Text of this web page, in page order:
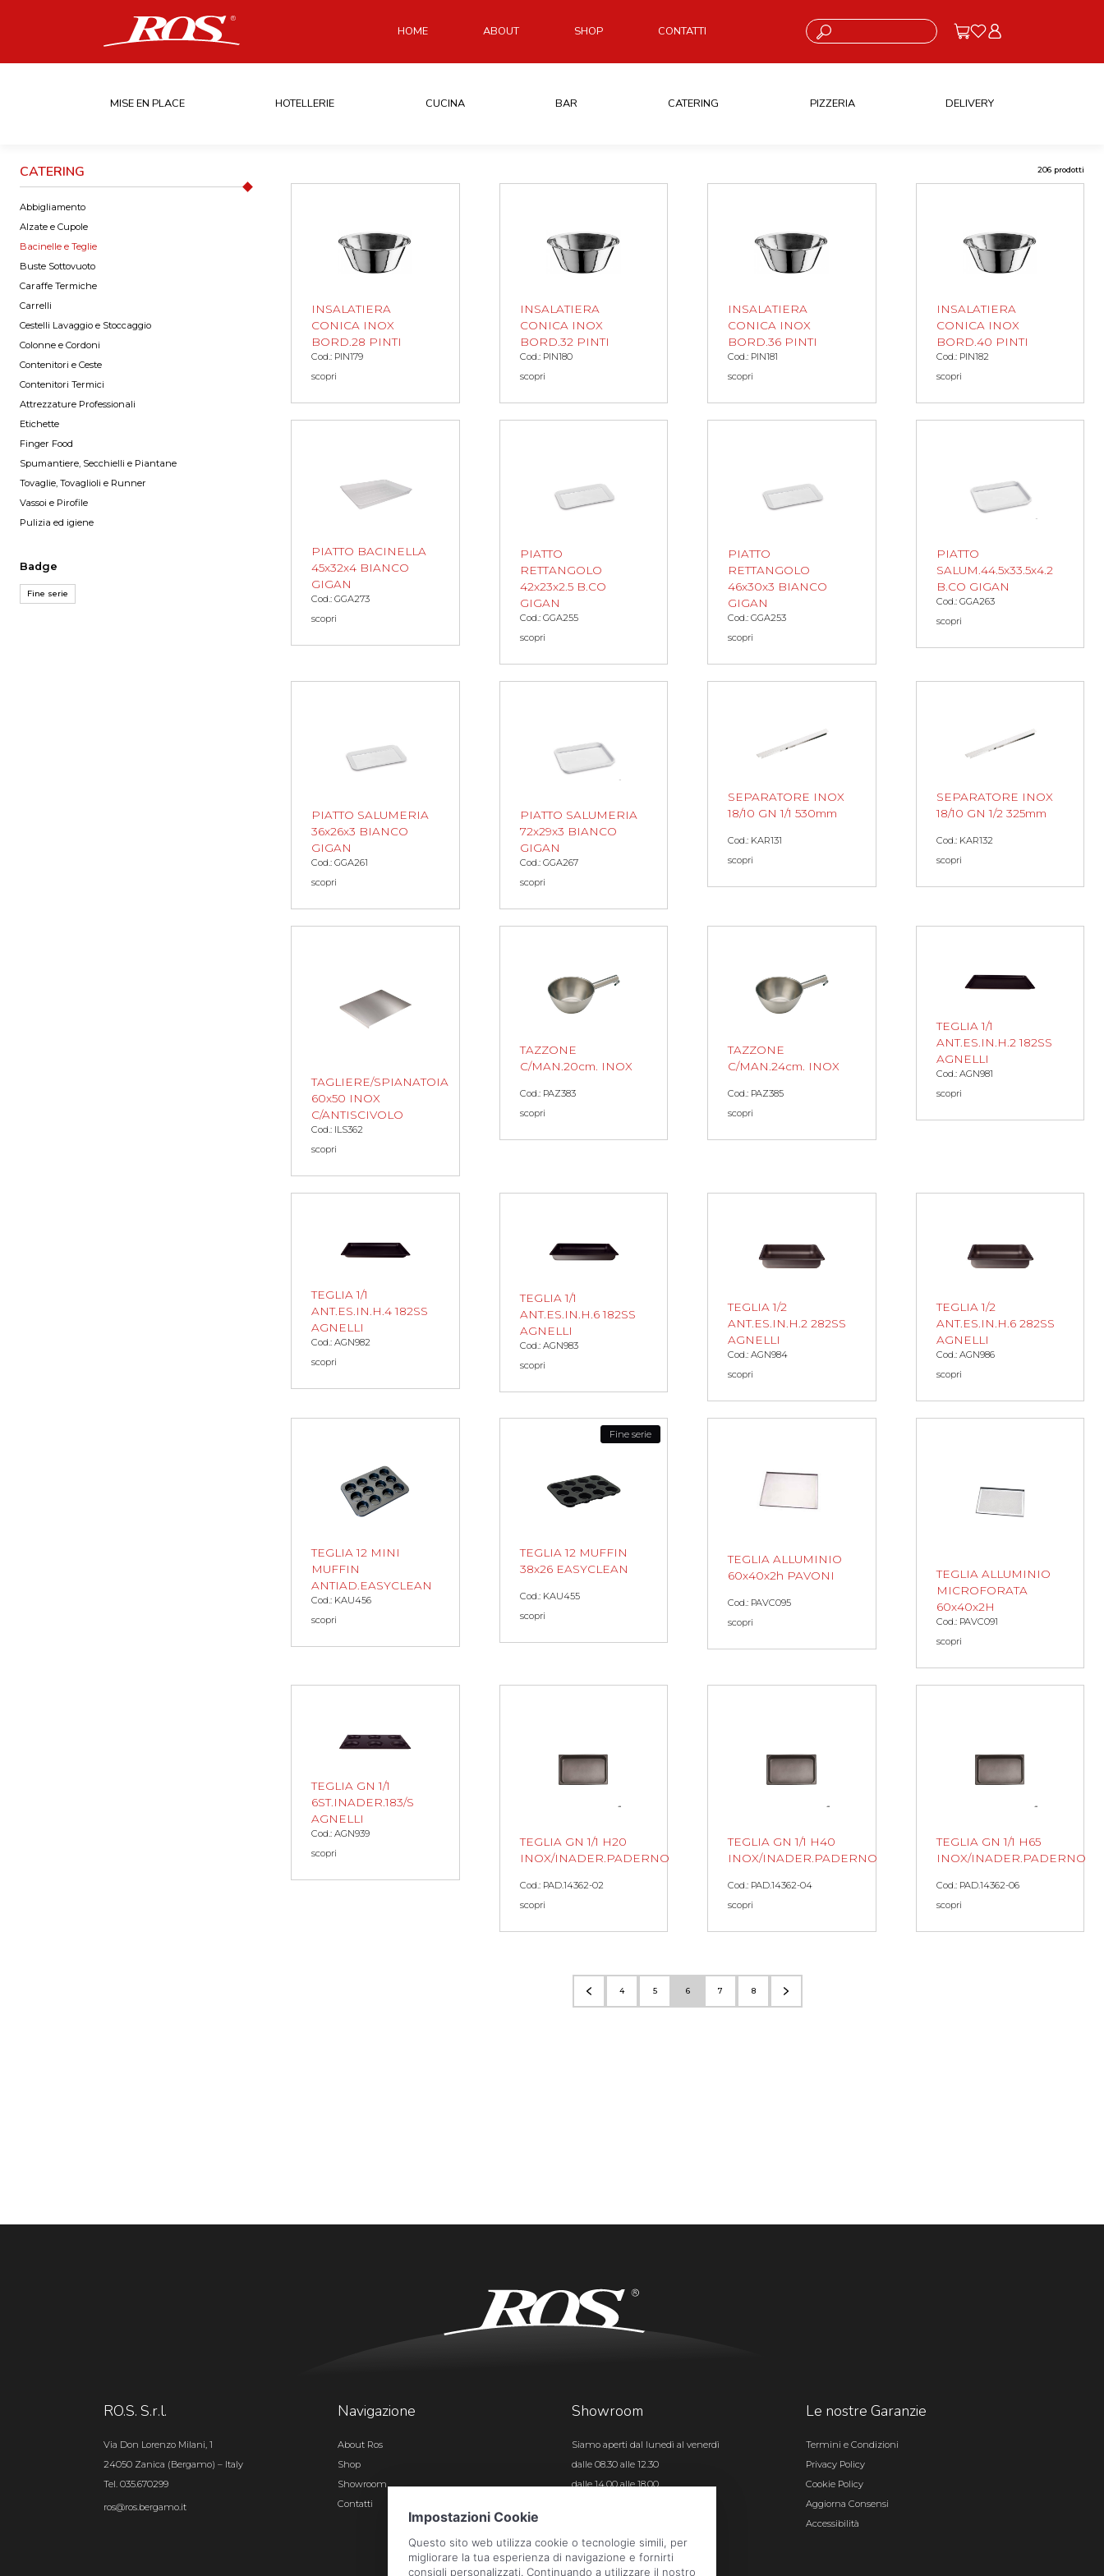
HOME ABOUT SHOP CONTATTI Cosa stai cercando?
MISE EN PLACE HOTELLERIE CUCINA BAR CATERING PIZZERIA DELIVERY
CATERING
Abbigliamento
Alzate e Cupole
Bacinelle e Teglie
Buste Sottovuoto
Caraffe Termiche
Carrelli
Cestelli Lavaggio e Stoccaggio
Colonne e Cordoni
Contenitori e Ceste
Contenitori Termici
Attrezzature Professionali
Etichette
Finger Food
Spumantiere, Secchielli e Piantane
Tovaglie, Tovaglioli e Runner
Vassoi e Pirofile
Pulizia ed igiene
Badge
Fine serie
206 prodotti
INSALATIERA
CONICA INOX
BORD.28 PINTI
Cod.: PIN179
scopri
INSALATIERA
CONICA INOX
BORD.32 PINTI
Cod.: PIN180
scopri
INSALATIERA
CONICA INOX
BORD.36 PINTI
Cod.: PIN181
scopri
INSALATIERA
CONICA INOX
BORD.40 PINTI
Cod.: PIN182
scopri
PIATTO BACINELLA
45x32x4 BIANCO
GIGAN
Cod.: GGA273
scopri
PIATTO
RETTANGOLO
42x23x2.5 B.CO
GIGAN
Cod.: GGA255
scopri
PIATTO
RETTANGOLO
46x30x3 BIANCO
GIGAN
Cod.: GGA253
scopri
PIATTO
SALUM.44.5x33.5x4.2
B.CO GIGAN
Cod.: GGA263
scopri
PIATTO SALUMERIA
36x26x3 BIANCO
GIGAN
Cod.: GGA261
scopri
PIATTO SALUMERIA
72x29x3 BIANCO
GIGAN
Cod.: GGA267
scopri
SEPARATORE INOX
18/10 GN 1/1 530mm
Cod.: KAR131
scopri
SEPARATORE INOX
18/10 GN 1/2 325mm
Cod.: KAR132
scopri
TAGLIERE/SPIANATOIA
60x50 INOX
C/ANTISCIVOLO
Cod.: ILS362
scopri
TAZZONE
C/MAN.20cm. INOX
Cod.: PAZ383
scopri
TAZZONE
C/MAN.24cm. INOX
Cod.: PAZ385
scopri
TEGLIA 1/1
ANT.ES.IN.H.2 182SS
AGNELLI
Cod.: AGN981
scopri
TEGLIA 1/1
ANT.ES.IN.H.4 182SS
AGNELLI
Cod.: AGN982
scopri
TEGLIA 1/1
ANT.ES.IN.H.6 182SS
AGNELLI
Cod.: AGN983
scopri
TEGLIA 1/2
ANT.ES.IN.H.2 282SS
AGNELLI
Cod.: AGN984
scopri
TEGLIA 1/2
ANT.ES.IN.H.6 282SS
AGNELLI
Cod.: AGN986
scopri
TEGLIA 12 MINI
MUFFIN
ANTIAD.EASYCLEAN
Cod.: KAU456
scopri
Fine serie
TEGLIA 12 MUFFIN
38x26 EASYCLEAN
Cod.: KAU455
scopri
TEGLIA ALLUMINIO
60x40x2h PAVONI
Cod.: PAVC095
scopri
TEGLIA ALLUMINIO
MICROFORATA
60x40x2H
Cod.: PAVC091
scopri
TEGLIA GN 1/1
6ST.INADER.183/S
AGNELLI
Cod.: AGN939
scopri
TEGLIA GN 1/1 H20
INOX/INADER.PADERNO
Cod.: PAD.14362-02
scopri
TEGLIA GN 1/1 H40
INOX/INADER.PADERNO
Cod.: PAD.14362-04
scopri
TEGLIA GN 1/1 H65
INOX/INADER.PADERNO
Cod.: PAD.14362-06
scopri
4 5 6 7 8
RO.S. S.r.l.
Via Don Lorenzo Milani, 1
24050 Zanica (Bergamo) – Italy
Tel. 035.670299
ros@ros.bergamo.it
Navigazione
About Ros
Shop
Showroom
Contatti
Showroom
Siamo aperti dal lunedì al venerdì
dalle 08.30 alle 12.30
dalle 14.00 alle 18.00
Le nostre Garanzie
Termini e Condizioni
Privacy Policy
Cookie Policy
Aggiorna Consensi
Accessibilità